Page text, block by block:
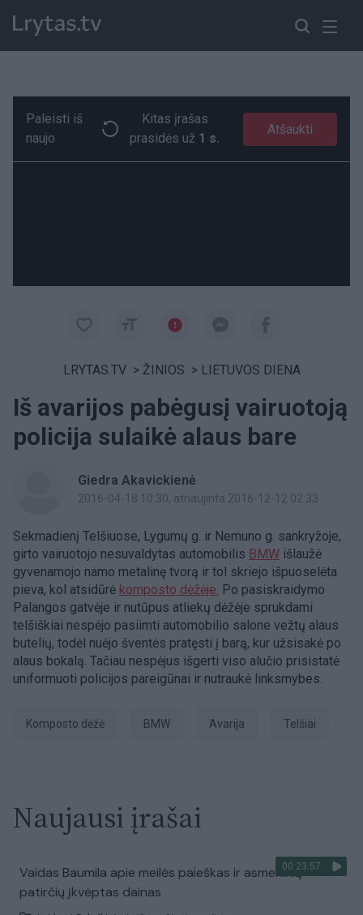
Paremkite Ukrainą
Paleisti iš
naujo
Kitas įrašas
prasidės už 0 s.
Atšaukti
LRYTAS.TV > ŽINIOS > LIETUVOS DIENA
Iš avarijos pabėgusį vairuotoją
policija sulaikė alaus bare
Giedra Akavickienė
2016-04-18 10:30, atnaujinta 2016-12-12 02:33
Sekmadienį Telšiuose, Lygumų g. ir Nemuno g. sankryžoje,
girto vairuotojo nesuvaldytas automobilis BMW išlaužė
gyvenamojo namo metalinę tvorą ir tol skriejo išpuoselėta
pieva, kol atsidūrė komposto dėžėje. Po pasiskraidymo
Palangos gatvėje ir nutūpus atliekų dėžėje sprukdami
telšiškiai nespėjo pasiimti automobilio salone vežtų alaus
butelių, todėl nuėjo šventės pratęsti į barą, kur užsisakė po
alaus bokalą. Tačiau nespėjus išgerti viso alučio prisistatė
uniformuoti policijos pareigūnai ir nutraukė linksmybes.
komposto dėžė BMW avarija Telšiai